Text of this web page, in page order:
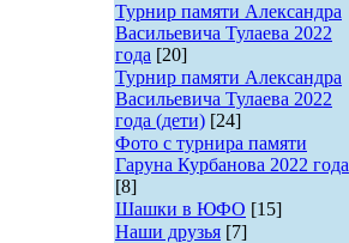
Турнир памяти Александра
Васильевича Тулаева 2022
года [20]
Турнир памяти Александра
Васильевича Тулаева 2022
года (дети) [24]
Фото с турнира памяти
Гаруна Курбанова 2022 года
[8]
Шашки в ЮФО [15]
Наши друзья [7]